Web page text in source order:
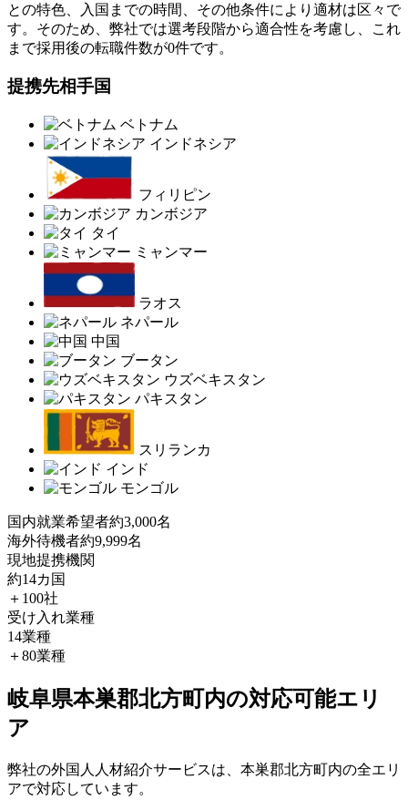
との特色、入国までの時間、その他条件により適材は区々で
す。そのため、弊社では選考段階から適合性を考慮し、これ
まで採用後の転職件数が0件です。
提携先相手国
ベトナム
インドネシア
フィリピン
カンボジア
タイ
ミャンマー
ラオス
ネパール
中国
ブータン
ウズベキスタン
パキスタン
スリランカ
インド
モンゴル
国内就業希望者約3,000名
海外待機者約9,999名
現地提携機関
約14カ国
＋100社
受け入れ業種
14業種
＋80業種
岐阜県本巣郡北方町内の対応可能エリ
ア
弊社の外国人人材紹介サービスは、本巣郡北方町内の全エリ
アで対応しています。